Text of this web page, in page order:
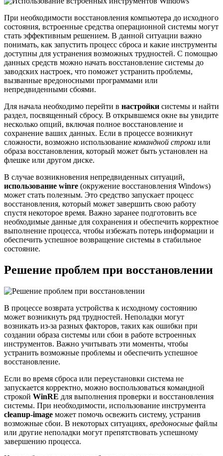
При необходимости восстановления компьютера до исходного
состояния, встроенные средства операционной системы могут
стать эффективным решением. В данной ситуации важно
понимать, как запустить процесс сброса и какие инструменты
доступны для устранения возможных трудностей. С помощью
данных средств можно начать восстановление системы до
заводских настроек, что поможет устранить проблемы,
вызванные вредоносными программами или
непредвиденными сбоями.
Для начала необходимо перейти в настройки системы и найти
раздел, посвященный сбросу. В открывшемся окне вы увидите
несколько опций, включая полное восстановление и
сохранение ваших данных. Если в процессе возникнут
сложности, возможно использование командной строки или
образа восстановления, который может быть установлен на
флешке или другом диске.
В случае возникновения непредвиденных ситуаций,
использование winre (окружение восстановления Windows)
может стать полезным. Это средство запускает процесс
восстановления, который может завершить свою работу
спустя некоторое время. Важно заранее подготовить все
необходимые данные для сохранения и обеспечить корректное
выполнение процесса, чтобы избежать потерь информации и
обеспечить успешное возвращение системы в стабильное
состояние.
Решение проблем при восстановлении
В процессе возврата устройства к исходному состоянию
может возникнуть ряд трудностей. Неполадки могут
возникать из-за разных факторов, таких как ошибки при
создании образа системы или сбои в работе встроенных
инструментов. Важно учитывать эти моменты, чтобы
устранить возможные проблемы и обеспечить успешное
восстановление.
Если во время сброса или переустановки система не
запускается корректно, можно воспользоваться командной
строкой WinRE для выполнения проверки и восстановления
системы. При необходимости, использование инструмента
cleanup-image может помочь освежить систему, устранив
возможные сбои. В некоторых ситуациях, вредоносные файлы
или другие неполадки могут препятствовать успешному
завершению процесса.